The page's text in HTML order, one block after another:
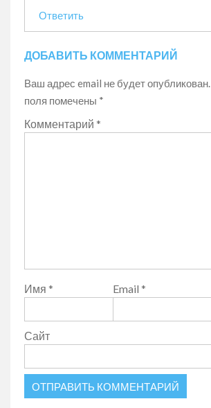
Ответить
ДОБАВИТЬ КОММЕНТАРИЙ
Ваш адрес email не будет опубликован.
поля помечены *
Комментарий *
Имя * Email *
Сайт